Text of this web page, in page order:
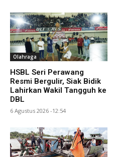
Olahraga
HSBL Seri Perawang
Resmi Bergulir, Siak Bidik
Lahirkan Wakil Tangguh ke
DBL
6 Agustus 2026 -12:54